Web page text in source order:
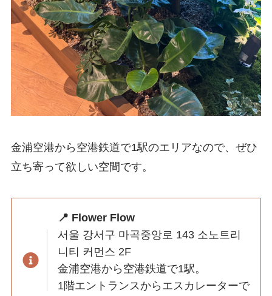
金浦空港から空港鉄道で1駅のエリアなので、ぜひ
立ち寄って欲しい空間です。
📍 Flower Flow
서울 강서구 마곡중앙로 143 소노트리
니티 커먼스 2F
金浦空港から空港鉄道で1駅。
1階エントランスからエスカレーターで